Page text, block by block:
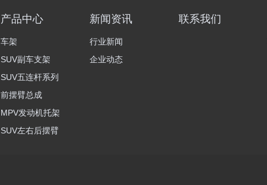
产品中心
车架
SUV副车支架
SUV五连杆系列
前摆臂总成
MPV发动机托架
SUV左右后摆臂
新闻资讯
行业新闻
企业动态
联系我们